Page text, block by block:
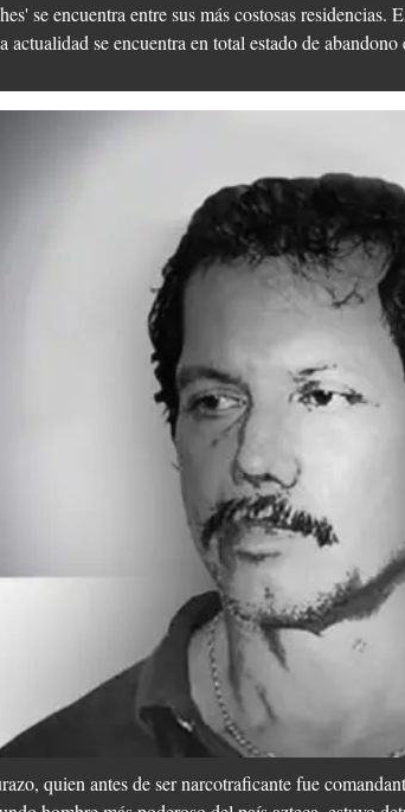
se encuentra entre sus más costosas residencias.
se encuentra en total estado de abandono
quien antes de ser narcotraficante fue